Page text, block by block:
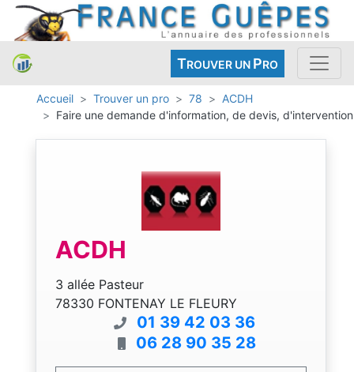
TROUVER UN PRO
Accueil Trouver un pro 78
ACDH
Faire une demande d'information, de devis, d'intervention
ACDH
3 allée Pasteur
78330 FONTENAY LE FLEURY
01 39 42 03 36
06 28 90 35 28